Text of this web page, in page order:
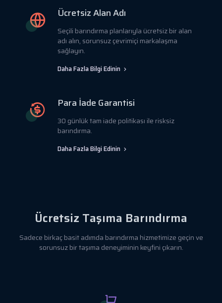
Ücretsiz Alan Adı
Seçili barındırma planlarıyla ücretsiz bir alan
adı alın, sorunsuz çevrimiçi markalaşma
sağlayın.
Daha Fazla Bilgi Edinin
Para İade Garantisi
30 günlük tam iade politikası ile risksiz
barındırma.
Daha Fazla Bilgi Edinin
Ücretsiz Taşıma Barındırma
Sadece birkaç basit adımda barındırma hizmetimize geçin ve
sorunsuz bir taşıma deneyiminin keyfini çıkarın.